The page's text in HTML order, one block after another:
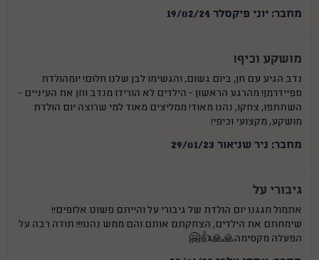
מחבר: יוני פיקסלר 19/02/24
מושקע וכיף!
נדב הגיע עם חן, ביום גשום, והגשימו לבן שלנו חלום! יומהולדת
ספיידרמן! מהרגע הראשון - הילדים לא הורידו מנדב וחן את העיניים -
השתתפו, צחקו, נהנו מאוד! ממליצים מאוד למי שרוצה יום הולדת
מושקע, מקצועי וכיפי!
מחבר: ניר שניאור 29/01/23
גיבורי על
אתמול חגגנו יום הולדת של גיבורי על והייתם פשוט אלופים!!
שימחתם את הילדים, הצחקתם אותם והם ממש נהנו!!! תודה רבה על
הפעלה מקסימה🙏🙏👍🤗